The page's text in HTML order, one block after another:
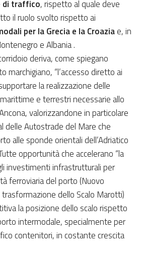
di traffico, rispetto al quale deve
il ruolo svolto rispetto ai
per la Grecia e la Croaziae, in
e Albania .
deriva, come spiegano
marchigiano, “l’accesso diretto ai
la realizzazione delle
e terrestri necessarie allo
valorizzandone in particolare
delle Autostrade del Mare che
alle sponde orientali dell’Adriatico
opportunità che accelerano “la
investimenti infrastrutturali per
ferroviaria del porto (Nuovo
dello Scalo Marotti)
la posizione dello scalo rispetto
intermodale, specialmente per
contenitori, in costante crescita